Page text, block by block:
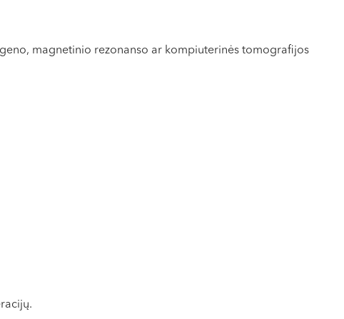
magnetinio rezonanso ar kompiuterinės tomografijos